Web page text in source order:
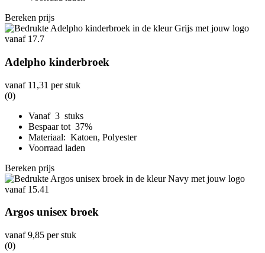
Bereken prijs
Adelpho kinderbroek
vanaf 11,31 per stuk
(0)
Vanaf 3 stuks
Bespaar tot 37%
Materiaal: Katoen, Polyester
Voorraad laden
Bereken prijs
Argos unisex broek
vanaf9,85 per stuk
(0)